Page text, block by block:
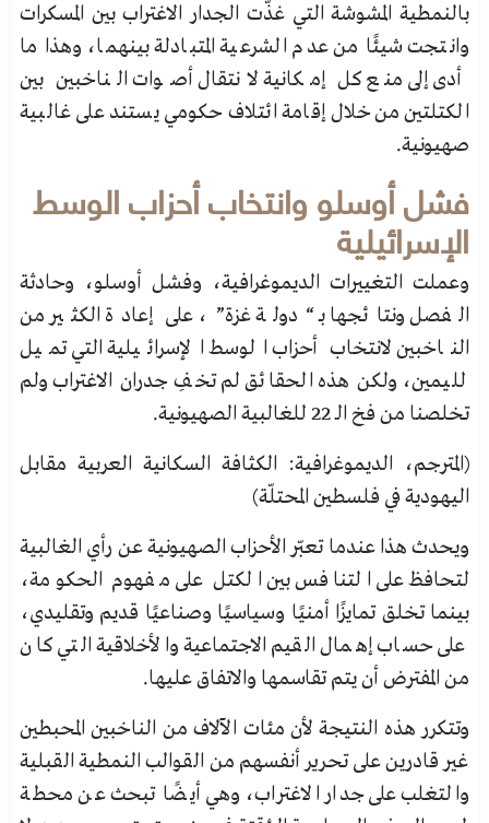
بالنمطية المشوشة التي غذّت الجدار الاغتراب بين المسكرات
وانتجت شيئًا من عدم الشرعية المتبادلة بينهما، وهذا ما
أدى إلى منع كل إمكانية لانتقال أصوات الناخبين بين
الكتلتين من خلال إقامة ائتلاف حكومي يستند على غالبية
صهيونية.
فشل أوسلو وانتخاب أحزاب الوسط
الإسرائيلية
وعملت التغييرات الديموغرافية، وفشل أوسلو، وحادثة
الفصل ونتائجها بـ “دولة غزة”، على إعادة الكثير من
الناخبين لانتخاب أحزاب الوسط الإسرائيلية التي تميل
لليمين، ولكن هذه الحقائق لم تخفِ جدران الاغتراب ولم
تخلصنا من فخ الـ 22 للغالبية الصهيونية.
(المترجم، الديموغرافية: الكثافة السكانية العربية مقابل
اليهودية في فلسطين المحتلّة)
ويحدث هذا عندما تعبّر الأحزاب الصهيونية عن رأي الغالبية
لتحافظ على التنافس بين الكتل على مفهوم الحكومة،
بينما تخلق تمايزًا أمنيًا وسياسيًا وصناعيًا قديم وتقليدي،
على حساب إهمال القيم الاجتماعية والأخلاقية التي كان
من المفترض أن يتم تقاسمها والاتفاق عليها.
وتتكرر هذه النتيجة لأن مئات الآلاف من الناخبين المحبطين
غير قادرين على تحرير أنفسهم من القوالب النمطية القبلية
والتغلب على جدار الاغتراب، وهي أيضًا تبحث عن محطة